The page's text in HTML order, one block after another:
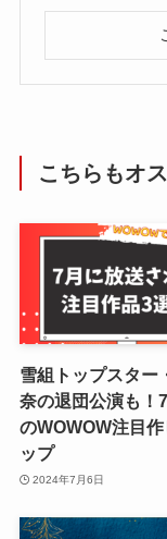
こちらもオ
雪組トップスター
奈の退団公演も！
のWOWOW注目
ップ
2024年7月6日